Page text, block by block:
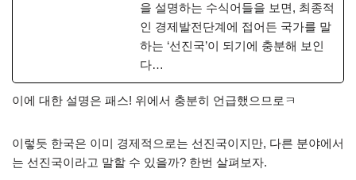
을 설명하는 수식어들을 보면, 최종적
인 경제발전단계에 접어든 국가를 말
하는 ‘선진국’이 되기에 충분해 보인
다…
이에 대한 설명은 패스! 위에서 충분히 언급했으므로ㅋ
이렇듯 한국은 이미 경제적으로는 선진국이지만, 다른 분야에서
는 선진국이라고 말할 수 있을까? 한번 살펴보자.